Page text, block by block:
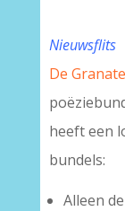
Nieuwsflits
De
heeft een
bundels:
Alleen